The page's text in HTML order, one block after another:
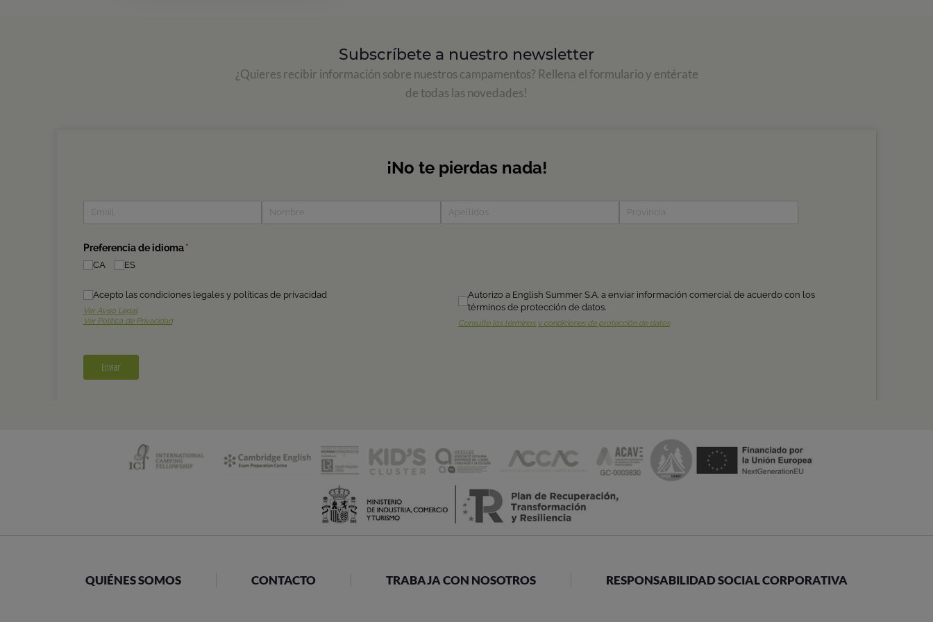
Subscríbete a nuestro newsletter
¿Quieres recibir información sobre nuestros campamentos? Rellena el formulario y entérate
de todas las novedades!
QUIÉNES SOMOS CONTACTO TRABAJA CON NOSOTROS RESPONSABILIDAD SOCIAL CORPORATIVA